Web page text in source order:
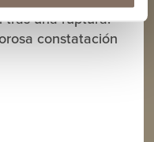
tras una ruptura.
constatación